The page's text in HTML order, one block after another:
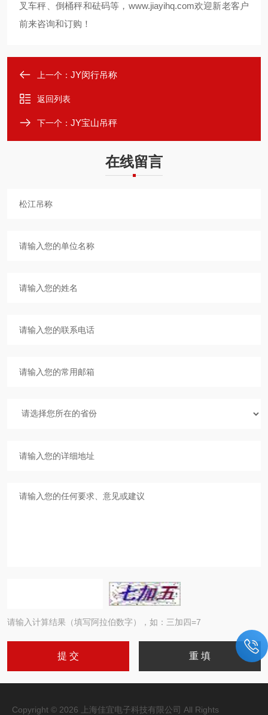
叉车秤、倒桶秤和砝码等， www.jiayihq.com欢迎新老客户
前来咨询和订购！
上一个： JY闵行吊称
返回列表
下一个： JY宝山吊秤
在线留言
请输入计算结果（填写阿拉伯数字），如：三加四=7
Copyright © 2026 上海佳宜电子科技有限公司 All Rights